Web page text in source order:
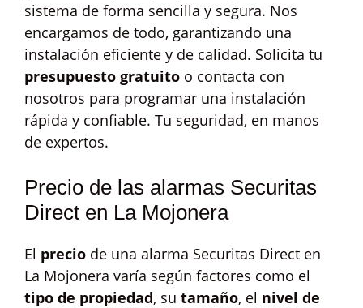
sistema de forma sencilla y segura. Nos
encargamos de todo, garantizando una
instalación eficiente y de calidad. Solicita tu
presupuesto gratuito o contacta con
nosotros para programar una instalación
rápida y confiable. Tu seguridad, en manos
de expertos.
Precio de las alarmas Securitas
Direct en La Mojonera
El precio de una alarma Securitas Direct en
La Mojonera varía según factores como el
tipo de propiedad, su tamaño, el nivel de